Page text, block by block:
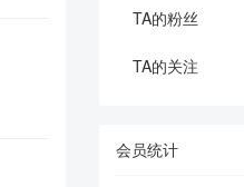
TA的粉丝
TA的关注
会员统计